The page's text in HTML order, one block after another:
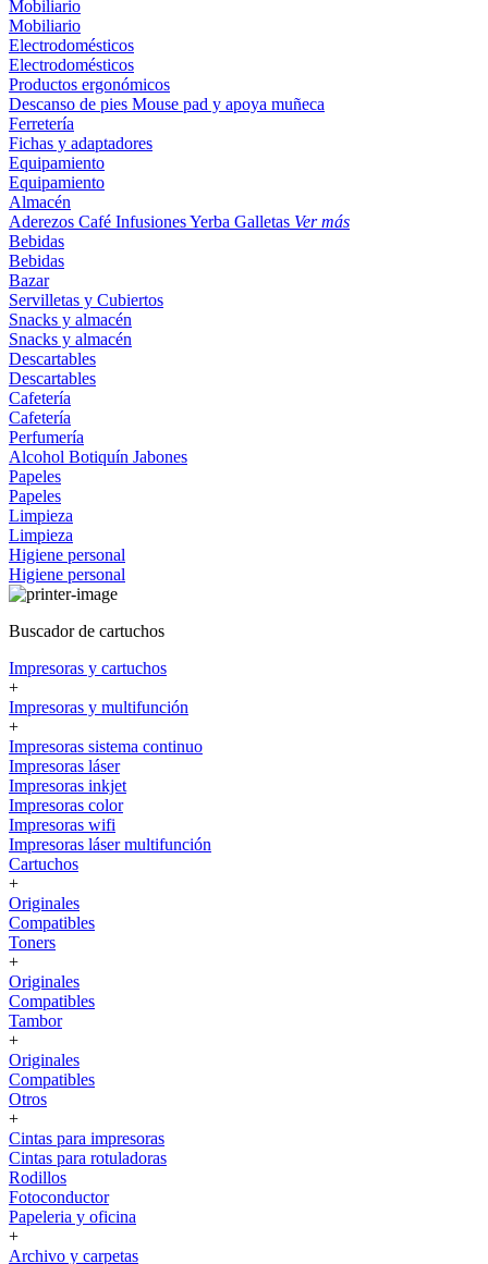
Mobiliario
Mobiliario
Electrodomésticos
Electrodomésticos
Productos ergonómicos
Descanso de pies Mouse pad y apoya muñeca
Ferretería
Fichas y adaptadores
Equipamiento
Equipamiento
Almacén
Aderezos Café InfusionesYerba Galletas Ver más
Bebidas
Bebidas
Bazar
Servilletas y Cubiertos
Snacks y almacén
Snacks y almacén
Descartables
Descartables
Cafetería
Cafetería
Perfumería
Alcohol Botiquín Jabones
Papeles
Papeles
Limpieza
Limpieza
Higiene personal
Higiene personal
Buscador de cartuchos
Impresoras y cartuchos
+
Impresoras y multifunción
+
Impresoras sistema continuo
Impresoras láser
Impresoras inkjet
Impresoras color
Impresoras wifi
Impresoras láser multifunción
Cartuchos
+
Originales
Compatibles
Toners
+
Originales
Compatibles
Tambor
+
Originales
Compatibles
Otros
+
Cintas para impresoras
Cintas para rotuladoras
Rodillos
Fotoconductor
Papeleria y oficina
+
Archivo y carpetas